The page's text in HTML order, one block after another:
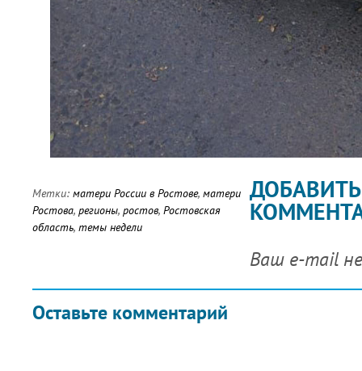
Метки: матери России в Ростове, матери
Ростова, регионы, ростов, Ростовская
область, темы недели
Оставьте комментарий
ДОБАВИТЬ
Ваш e-mail